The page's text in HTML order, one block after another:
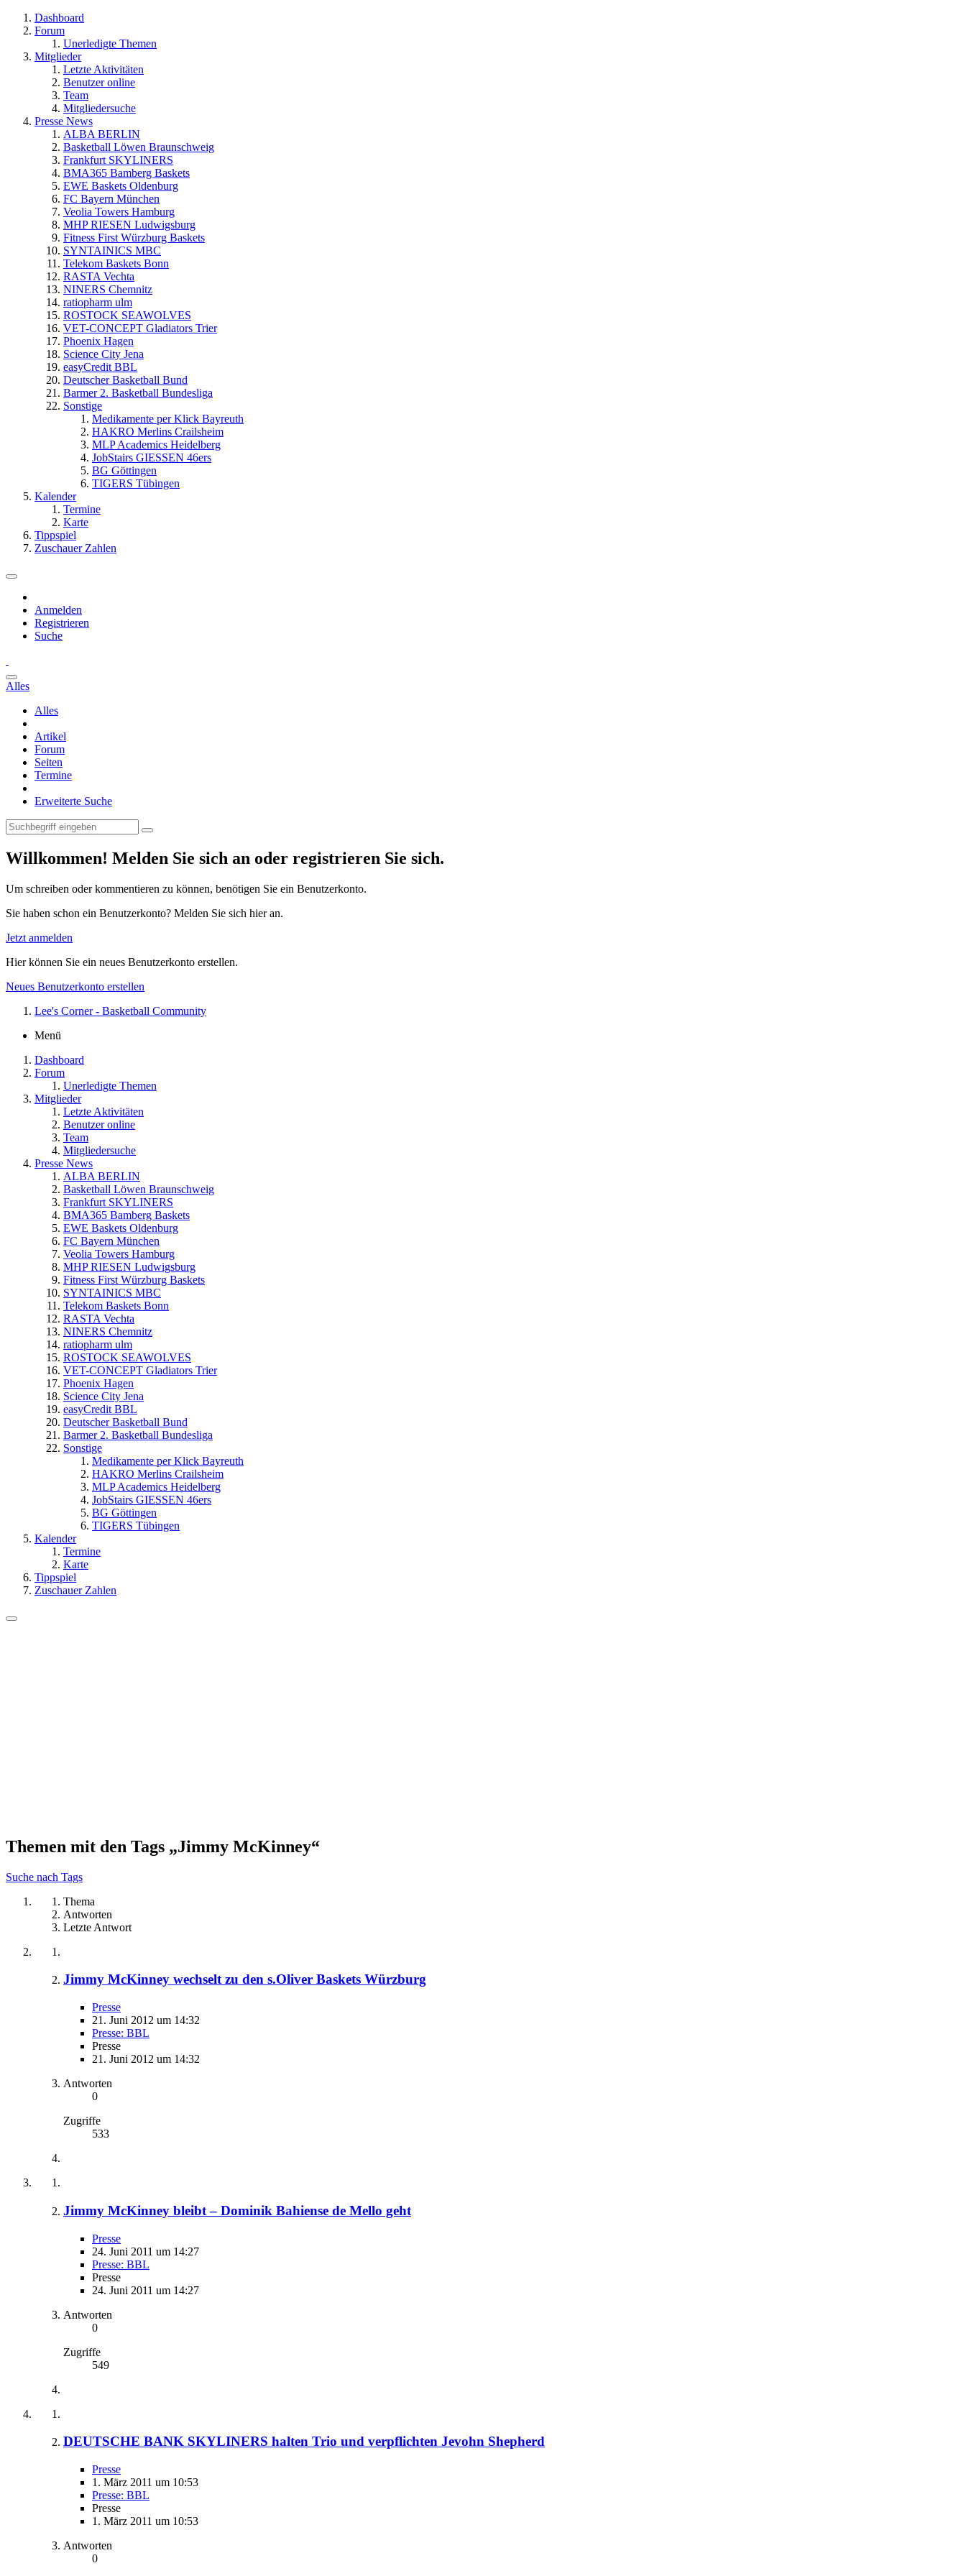
Dashboard
Forum
Unerledigte Themen
Mitglieder
Letzte Aktivitäten
Benutzer online
Team
Mitgliedersuche
Presse News
ALBA BERLIN
Basketball Löwen Braunschweig
Frankfurt SKYLINERS
BMA365 Bamberg Baskets
EWE Baskets Oldenburg
FC Bayern München
Veolia Towers Hamburg
MHP RIESEN Ludwigsburg
Fitness First Würzburg Baskets
SYNTAINICS MBC
Telekom Baskets Bonn
RASTA Vechta
NINERS Chemnitz
ratiopharm ulm
ROSTOCK SEAWOLVES
VET-CONCEPT Gladiators Trier
Phoenix Hagen
Science City Jena
easyCredit BBL
Deutscher Basketball Bund
Barmer 2. Basketball Bundesliga
Sonstige
Medikamente per Klick Bayreuth
HAKRO Merlins Crailsheim
MLP Academics Heidelberg
JobStairs GIESSEN 46ers
BG Göttingen
TIGERS Tübingen
Kalender
Termine
Karte
Tippspiel
Zuschauer Zahlen
Anmelden
Registrieren
Suche
Alles
Alles
Artikel
Forum
Seiten
Termine
Erweiterte Suche
Willkommen! Melden Sie sich an oder registrieren Sie sich.
Um schreiben oder kommentieren zu können, benötigen Sie ein Benutzerkonto.
Sie haben schon ein Benutzerkonto? Melden Sie sich hier an.
Jetzt anmelden
Hier können Sie ein neues Benutzerkonto erstellen.
Neues Benutzerkonto erstellen
Lee's Corner - Basketball Community
Menü
Dashboard
Forum
Unerledigte Themen
Mitglieder
Letzte Aktivitäten
Benutzer online
Team
Mitgliedersuche
Presse News
ALBA BERLIN
Basketball Löwen Braunschweig
Frankfurt SKYLINERS
BMA365 Bamberg Baskets
EWE Baskets Oldenburg
FC Bayern München
Veolia Towers Hamburg
MHP RIESEN Ludwigsburg
Fitness First Würzburg Baskets
SYNTAINICS MBC
Telekom Baskets Bonn
RASTA Vechta
NINERS Chemnitz
ratiopharm ulm
ROSTOCK SEAWOLVES
VET-CONCEPT Gladiators Trier
Phoenix Hagen
Science City Jena
easyCredit BBL
Deutscher Basketball Bund
Barmer 2. Basketball Bundesliga
Sonstige
Medikamente per Klick Bayreuth
HAKRO Merlins Crailsheim
MLP Academics Heidelberg
JobStairs GIESSEN 46ers
BG Göttingen
TIGERS Tübingen
Kalender
Termine
Karte
Tippspiel
Zuschauer Zahlen
Themen mit den Tags „Jimmy McKinney“
Suche nach Tags
Thema
Antworten
Letzte Antwort
Jimmy McKinney wechselt zu den s.Oliver Baskets Würzburg
Presse
21. Juni 2012 um 14:32
Presse: BBL
Presse
21. Juni 2012 um 14:32
Antworten
0
Zugriffe
533
Jimmy McKinney bleibt – Dominik Bahiense de Mello geht
Presse
24. Juni 2011 um 14:27
Presse: BBL
Presse
24. Juni 2011 um 14:27
Antworten
0
Zugriffe
549
DEUTSCHE BANK SKYLINERS halten Trio und verpflichten Jevohn Shepherd
Presse
1. März 2011 um 10:53
Presse: BBL
Presse
1. März 2011 um 10:53
Antworten
0